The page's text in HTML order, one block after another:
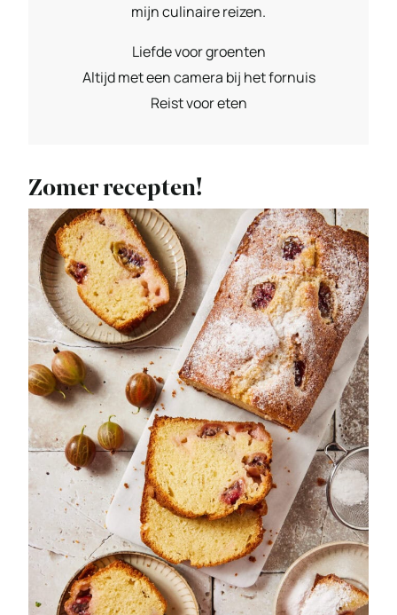
mijn culinaire reizen.
Liefde voor groenten
Altijd met een camera bij het fornuis
Reist voor eten
Zomer recepten!